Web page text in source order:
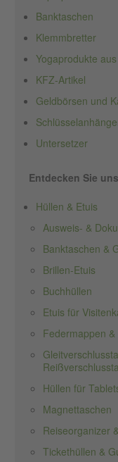
Banktaschen
Klemmbretter
Yogaprodukte
KFZ-Artikel
Geldbörsen und
Untersetzer
Entdecken Sie
Hüllen & Etuis
Ausweis- &
Banktaschen &
Brillen-Etuis
Buchhüllen
Etuis für
Federmappen &
Hüllen für
Magnettaschen
Reiseorganizer
Tickethüllen &